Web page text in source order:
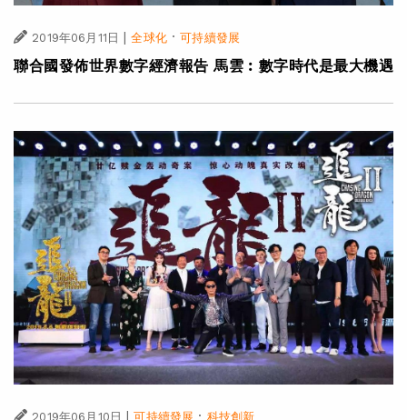
2019年06月11日 全球化·可持續發展
聯合國發佈世界數字經濟報告 馬雲︰數字時代是最大機遇
2019年06月10日 | 可持續發展 · 科技創新